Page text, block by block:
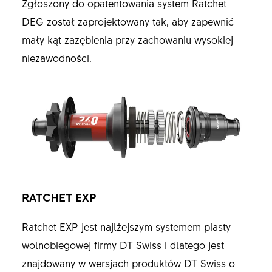
Zgłoszony do opatentowania system Ratchet
DEG został zaprojektowany tak, aby zapewnić
mały kąt zazębienia przy zachowaniu wysokiej
niezawodności.
RATCHET EXP
Ratchet EXP jest najlżejszym systemem piasty
wolnobiegowej firmy DT Swiss i dlatego jest
znajdowany w wersjach produktów DT Swiss o